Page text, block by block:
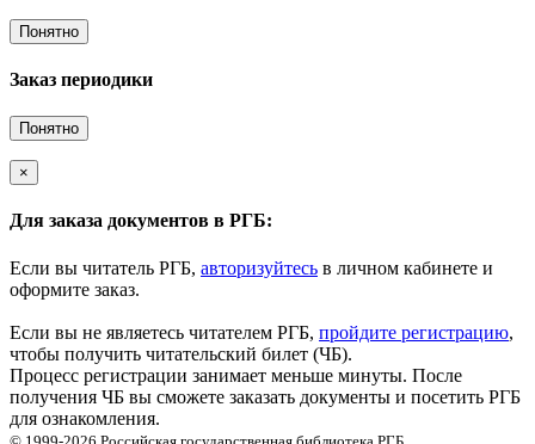
Понятно
Заказ периодики
Понятно
×
Для заказа документов в РГБ:
Если вы читатель РГБ, авторизуйтесь в личном кабинете и
оформите заказ.
Если вы не являетесь читателем РГБ, пройдите регистрацию,
чтобы получить читательский билет (ЧБ).
Процесс регистрации занимает меньше минуты. После
получения ЧБ вы сможете заказать документы и посетить РГБ
для ознакомления.